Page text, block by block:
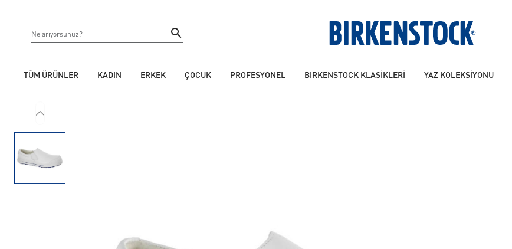
TÜM ÜRÜNLER KADIN ERKEK ÇOCUK PROFESYONEL BIRKENSTOCK KLASİKLERİ YAZ KOLEKSİYONU